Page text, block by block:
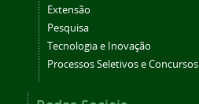
Extensão
Pesquisa
Tecnologia e Inovação
Processos Seletivos e Concursos